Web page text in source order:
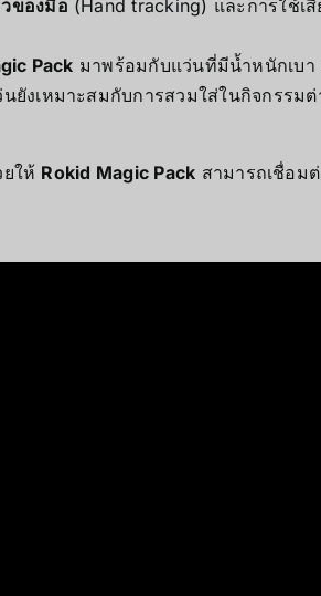
ของมือ (Hand tracking) และการใช้เ
Pack มาพร้อมกับแว่นที่มีน้ำหนักเบ
งเหมาะสมกับการสวมใส่ในกิจกรรมต่
ให้ Rokid Magic Pack สามารถเชื่อม